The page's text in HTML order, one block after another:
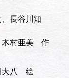
長谷川知
木村亜美 作
大八 絵